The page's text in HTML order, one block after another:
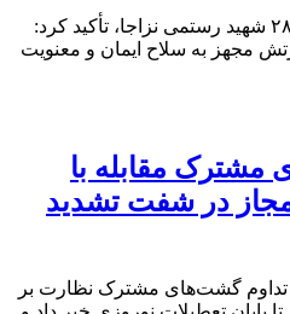
خرم‌آباد – فرمانده تیپ ۲۸۴ شهید رستمی نزاجا، تأکید کرد:
مجهز به سلاح ایمان و معنویت
مقابله با
در شفت تشدید
گشت‌های مشترک نظارت بر